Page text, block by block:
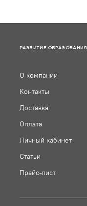
РАЗВИТИЕ ОБРАЗОВАНИЯ
О компании
Контакты
Доставка
Оплата
Личный кабинет
Статьи
Прайс-лист